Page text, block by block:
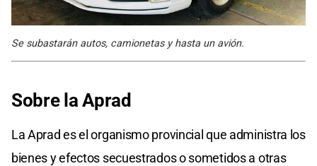
Se subastarán autos, camionetas y hasta un avión.
Sobre la Aprad
La Aprad es el organismo provincial que administra los
bienes y efectos secuestrados o sometidos a otras